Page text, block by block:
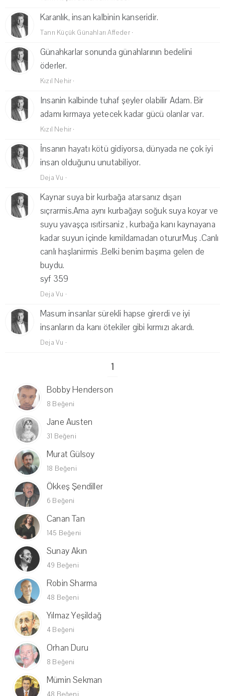
Karanlık, insan kalbinin kanseridir.
Tanrı Küçük Günahları Affeder·
Günahkarlar sonunda günahlarının bedelini
öderler.
Kızıl Nehir ·
Insanin kalbinde tuhaf şeyler olabilir Adam. Bir
adamı kırmaya yetecek kadar gücü olanlar var.
Kızıl Nehir ·
İnsanın hayatı kötü gidiyorsa, dünyada ne çok iyi
insan olduğunu unutabiliyor.
Deja Vu ·
Kaynar suya bir kurbağa atarsanız dışarı
sıçrarmis.Ama aynı kurbağayı soğuk suya koyar ve
suyu yavaşça ısıtirsaniz , kurbağa kanı kaynayana
kadar suyun içinde kımildamadan otururMuş .Canlı
canlı haşlanirmis .Belki benim başıma gelen de
buydu.
syf 359
Deja Vu ·
Masum insanlar sürekli hapse girerdi ve iyi
insanların da kanı ötekiler gibi kırmızı akardı.
Deja Vu ·
1
Bobby Henderson
8 Beğeni
Jane Austen
31 Beğeni
Murat Gülsoy
18 Beğeni
Ökkeş Şendiller
6 Beğeni
Canan Tan
145 Beğeni
Sunay Akın
49 Beğeni
Robin Sharma
48 Beğeni
Yılmaz Yeşildağ
4 Beğeni
Orhan Duru
8 Beğeni
Mümin Sekman